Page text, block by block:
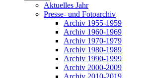
Aktuelles Jahr
Presse- und Fotoarchiv
Archiv 1955-1959
Archiv 1960-1969
Archiv 1970-1979
Archiv 1980-1989
Archiv 1990-1999
Archiv 2000-2009
Archiv 2010-2019